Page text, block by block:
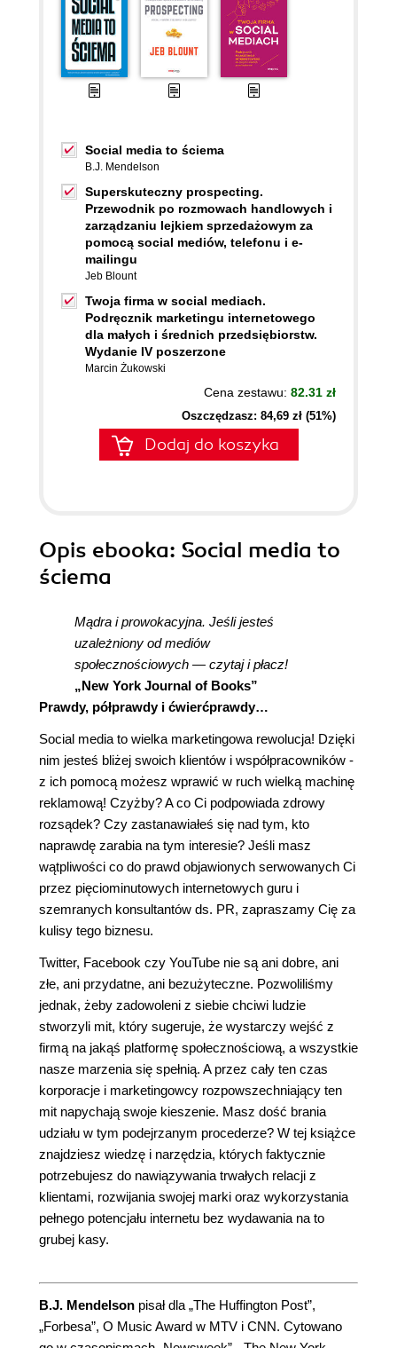
Social media to ściema
B.J. Mendelson
Superskuteczny prospecting.
Przewodnik po rozmowach handlowych i
zarządzaniu lejkiem sprzedażowym za
pomocą social mediów, telefonu i e-
mailingu
Jeb Blount
Twoja firma w social mediach.
Podręcznik marketingu internetowego
dla małych i średnich przedsiębiorstw.
Wydanie IV poszerzone
Marcin Żukowski
Cena zestawu: 82.31 zł
Oszczędzasz: 84,69 zł (51%)
Dodaj do koszyka
Opis ebooka: Social media to
ściema
Mądra i prowokacyjna. Jeśli jesteś
uzależniony od mediów
społecznościowych — czytaj i płacz!
„New York Journal of Books”
Prawdy, półprawdy i ćwierćprawdy…
Social media to wielka marketingowa rewolucja! Dzięki
nim jesteś bliżej swoich klientów i współpracowników -
z ich pomocą możesz wprawić w ruch wielką machinę
reklamową! Czyżby? A co Ci podpowiada zdrowy
rozsądek? Czy zastanawiałeś się nad tym, kto
naprawdę zarabia na tym interesie? Jeśli masz
wątpliwości co do prawd objawionych serwowanych Ci
przez pięciominutowych internetowych guru i
szemranych konsultantów ds. PR, zapraszamy Cię za
kulisy tego biznesu.
Twitter, Facebook czy YouTube nie są ani dobre, ani
złe, ani przydatne, ani bezużyteczne. Pozwoliliśmy
jednak, żeby zadowoleni z siebie chciwi ludzie
stworzyli mit, który sugeruje, że wystarczy wejść z
firmą na jakąś platformę społecznościową, a wszystkie
nasze marzenia się spełnią. A przez cały ten czas
korporacje i marketingowcy rozpowszechniający ten
mit napychają swoje kieszenie. Masz dość brania
udziału w tym podejrzanym procederze? W tej książce
znajdziesz wiedzę i narzędzia, których faktycznie
potrzebujesz do nawiązywania trwałych relacji z
klientami, rozwijania swojej marki oraz wykorzystania
pełnego potencjału internetu bez wydawania na to
grubej kasy.
B.J. Mendelson pisał dla „The Huffington Post”,
„Forbesa”, O Music Award w MTV i CNN. Cytowano